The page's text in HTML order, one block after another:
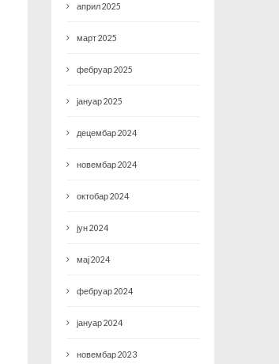
април 2025
март 2025
фебруар 2025
јануар 2025
децембар 2024
новембар 2024
октобар 2024
јун 2024
мај 2024
фебруар 2024
јануар 2024
новембар 2023